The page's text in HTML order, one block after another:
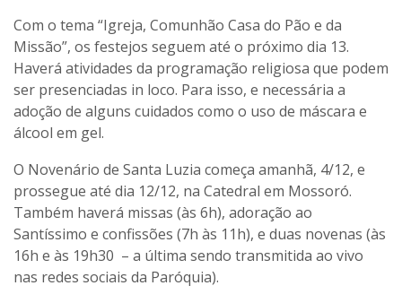
Com o tema “Igreja, Comunhão Casa do Pão e da
Missão”, os festejos seguem até o próximo dia 13.
Haverá atividades da programação religiosa que podem
ser presenciadas in loco. Para isso, e necessária a
adoção de alguns cuidados como o uso de máscara e
álcool em gel.
O Novenário de Santa Luzia começa amanhã, 4/12, e
prossegue até dia 12/12, na Catedral em Mossoró.
Também haverá missas (às 6h), adoração ao
Santíssimo e confissões (7h às 11h), e duas novenas (às
16h e às 19h30 – a última sendo transmitida ao vivo
nas redes sociais da Paróquia).